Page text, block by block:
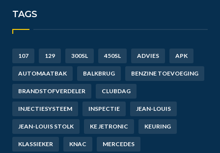
TAGS
107 129 300SL 450SL ADVIES APK
AUTOMAATBAK BALKBRUG BENZINE TOEVOEGING
BRANDSTOFVERDELER CLUBDAG
INJECTIESYSTEEM INSPECTIE JEAN-LOUIS
JEAN-LOUIS STOLK KE JETRONIC KEURING
KLASSIEKER KNAC MERCEDES